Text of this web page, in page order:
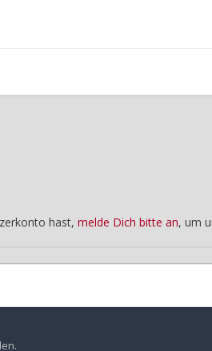
hast, melde Dich bitte an, um